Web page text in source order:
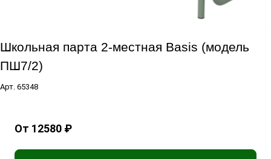
Школьная парта 2-местная Basis (модель
ПШ7/2)
Арт. 65348
От 12580 ₽